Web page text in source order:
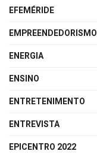
EFEMÉRIDE
EMPREENDEDORISMO
ENERGIA
ENSINO
ENTRETENIMENTO
ENTREVISTA
EPICENTRO 2022